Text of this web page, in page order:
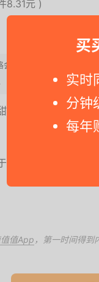
买
实时
分钟
每年
8.31元 )
结束，请加紧下订单. 假
爽。
1992年成立
值App ，第一时间得到